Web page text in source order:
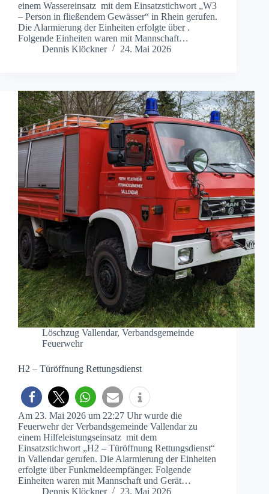
einem Wassereinsatz mit dem Einsatzstichwort „W3
– Person in fließendem Gewässer“ in Rhein gerufen.
Die Alarmierung der Einheiten erfolgte über .
Folgende Einheiten waren mit Mannschaft…
Dennis Klöckner
24. Mai 2026
Löschzug Vallendar, Verbandsgemeinde
Feuerwehr
H2 – Türöffnung Rettungsdienst
Am 23. Mai 2026 um 22:27 Uhr wurde die
Feuerwehr der Verbandsgemeinde Vallendar zu
einem Hilfeleistungseinsatz mit dem
Einsatzstichwort „H2 – Türöffnung Rettungsdienst“
in Vallendar gerufen. Die Alarmierung der Einheiten
erfolgte über Funkmeldeempfänger. Folgende
Einheiten waren mit Mannschaft und Gerät…
Dennis Klöckner
23. Mai 2026